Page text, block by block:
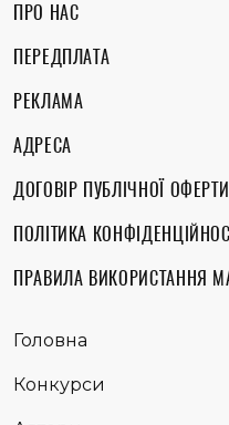
ПРО НАС
ПЕРЕДПЛАТА
РЕКЛАМА
АДРЕСА
ДОГОВІР ПУБЛІЧНОЇ ОФЕРТИ
ПОЛІТИКА
ПРАВИЛА ВИКОРИСТАННЯ
Головна
Конкурси